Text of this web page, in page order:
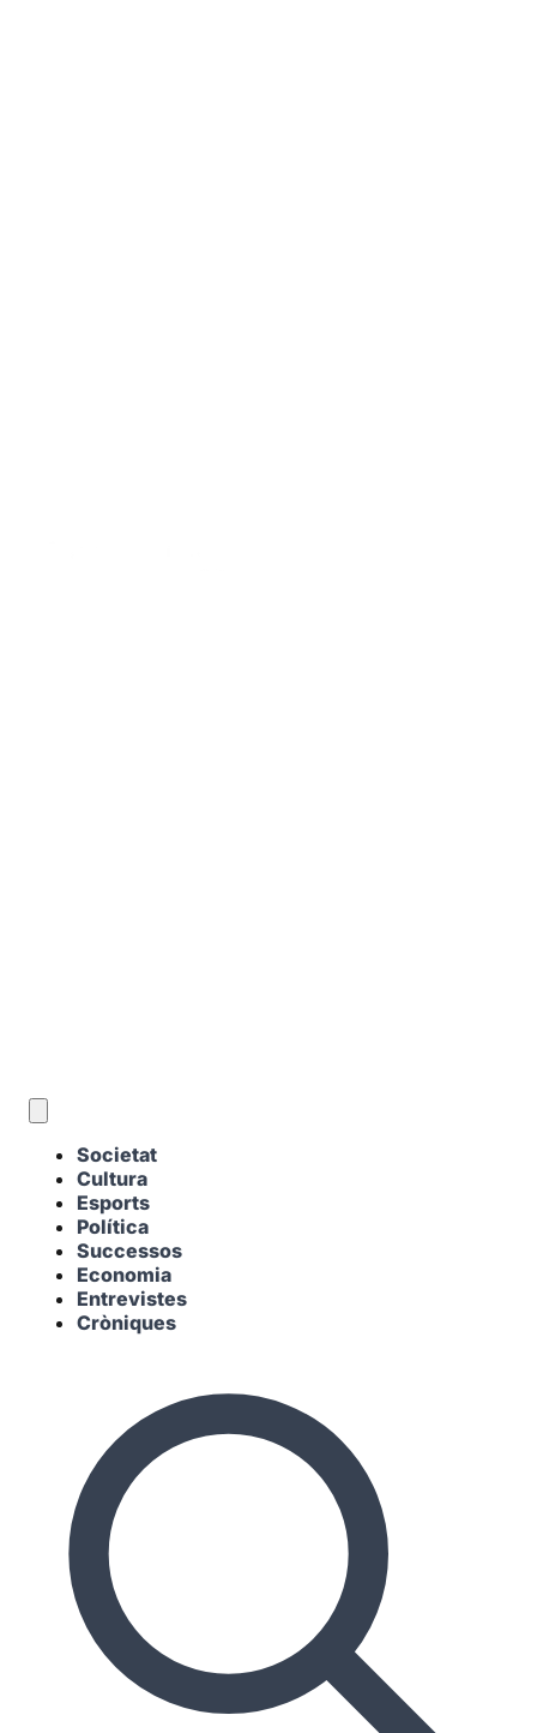
Societat
Cultura
Esports
Política
Successos
Economia
Entrevistes
Cròniques